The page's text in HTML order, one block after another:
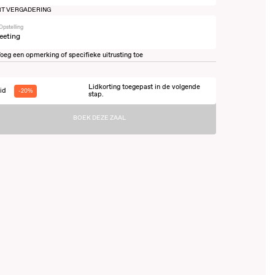
VERGADERING
een opmerking of specifieke uitrusting toe
-20%
Lidkorting toegepast in de volgende
stap.
BOEK DEZE ZAAL